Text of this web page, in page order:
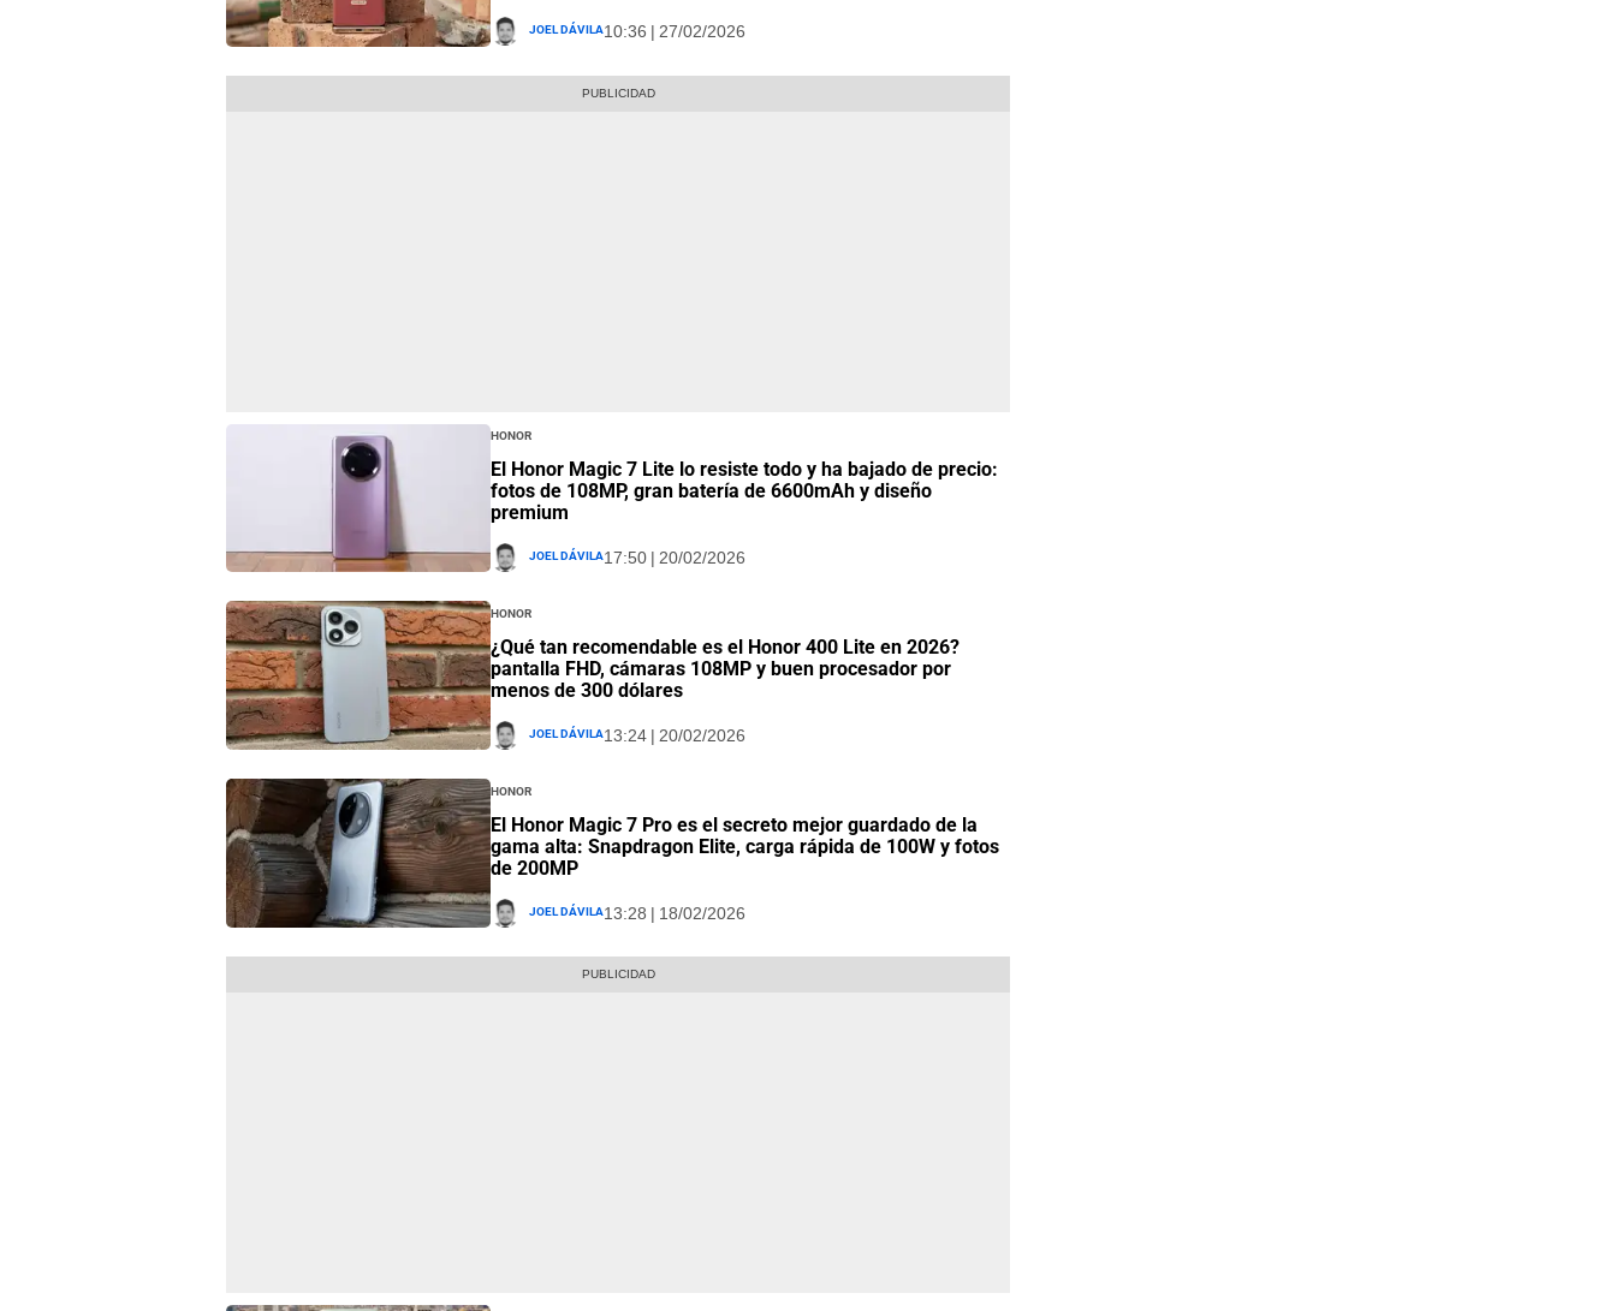
Joel Dávila10:36 | 27/02/2026
Honor
El Honor Magic 7 Lite lo resiste todo y ha bajado de precio:
fotos de 108MP, gran batería de 6600mAh y diseño
premium
Joel Dávila17:50 | 20/02/2026
Honor
¿Qué tan recomendable es el Honor 400 Lite en 2026?
pantalla FHD, cámaras 108MP y buen procesador por
menos de 300 dólares
Joel Dávila13:24 | 20/02/2026
Honor
El Honor Magic 7 Pro es el secreto mejor guardado de la
gama alta: Snapdragon Elite, carga rápida de 100W y fotos
de 200MP
Joel Dávila13:28 | 18/02/2026